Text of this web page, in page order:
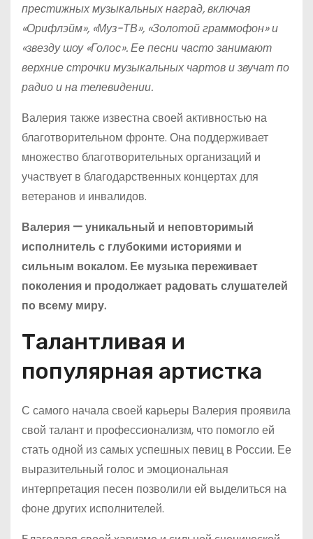
престижных музыкальных наград, включая
«Орифлэйм», «Муз-ТВ», «Золотой граммофон» и
«звезду шоу «Голос». Ее песни часто занимают
верхние строчки музыкальных чартов и звучат по
радио и на телевидении.
Валерия также известна своей активностью на
благотворительном фронте. Она поддерживает
множество благотворительных организаций и
участвует в благодарственных концертах для
ветеранов и инвалидов.
Валерия — уникальный и неповторимый
исполнитель с глубокими историями и
сильным вокалом. Ее музыка переживает
поколения и продолжает радовать слушателей
по всему миру.
Талантливая и
популярная артистка
С самого начала своей карьеры Валерия проявила
свой талант и профессионализм, что помогло ей
стать одной из самых успешных певиц в России. Ее
выразительный голос и эмоциональная
интерпретация песен позволили ей выделиться на
фоне других исполнителей.